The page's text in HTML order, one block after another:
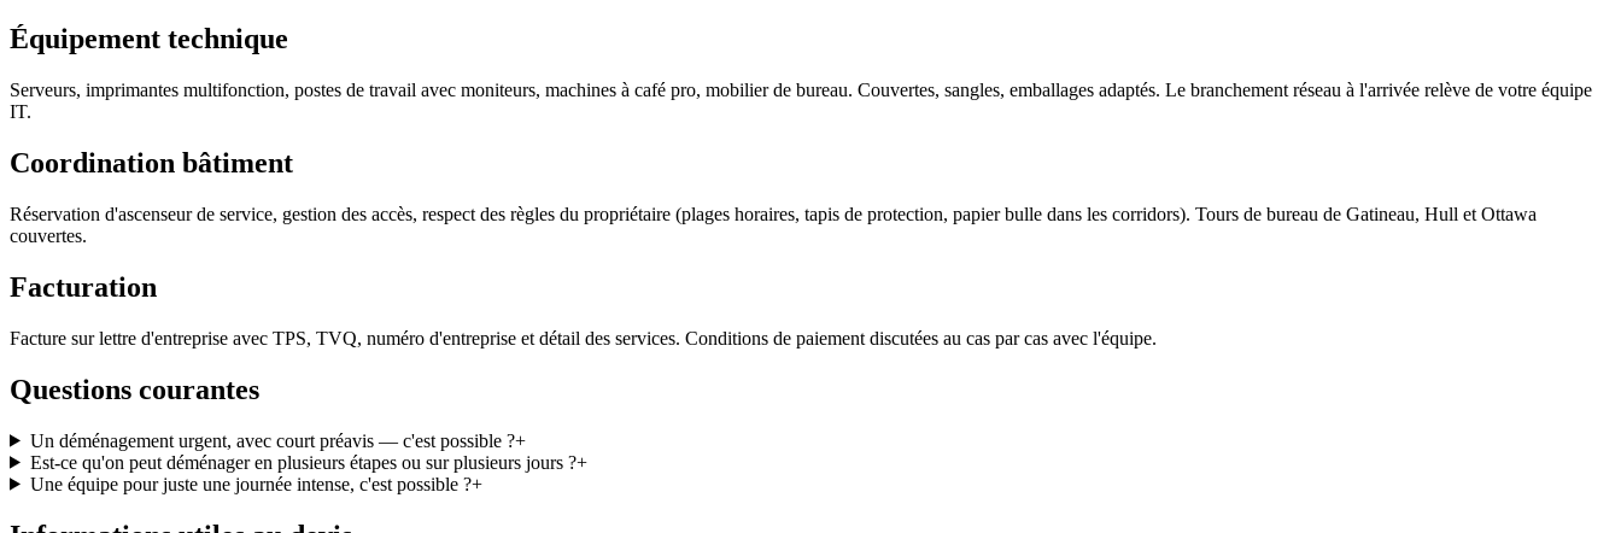
Équipement technique
Serveurs, imprimantes multifonction, postes de travail avec moniteurs, machines à café pro, mobilier de bureau. Couvertes, sangles, emballages adaptés. Le branchement réseau à l'arrivée relève de votre équipe
IT.
Coordination bâtiment
Réservation d'ascenseur de service, gestion des accès, respect des règles du propriétaire (plages horaires, tapis de protection, papier bulle dans les corridors). Tours de bureau de Gatineau, Hull et Ottawa
couvertes.
Facturation
Facture sur lettre d'entreprise avec TPS, TVQ, numéro d'entreprise et détail des services. Conditions de paiement discutées au cas par cas avec l'équipe.
Questions courantes
Un déménagement urgent, avec court préavis — c'est possible ?+
Est-ce qu'on peut déménager en plusieurs étapes ou sur plusieurs jours ?+
Une équipe pour juste une journée intense, c'est possible ?+